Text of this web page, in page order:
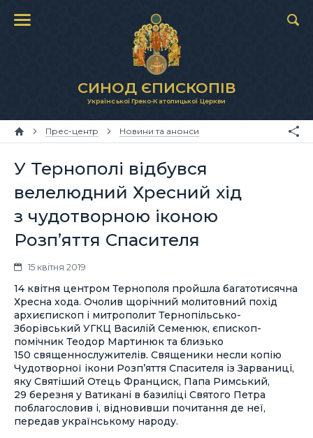
СИНОД ЄПИСКОПІВ
Української Греко-Католицької Церкви
Прес-центр Новини та анонси
У Тернополі відбувся
велелюдний Хресний хід
з чудотворною іконою
Розп’яття Спасителя
15 квітня 2019
14 квітня центром Тернополя пройшла багатотисячна
Хресна хода. Очолив щорічний молитовний похід
архиєпископ і митрополит Тернопільсько-
Зборівський УГКЦ Василій Семенюк, єпископ-
помічник Теодор Мартинюк та близько
150 священнослужителів. Священики несли копію
Чудотворної ікони Розп’яття Спасителя із Зарваниці,
яку Святіший Отець Франциск, Папа Римський,
29 березня у Ватикані в базиліці Святого Петра
поблагословив і, відновивши почитання де неї,
передав українському народу.